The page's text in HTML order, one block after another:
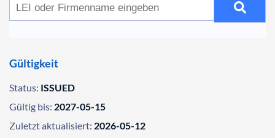
Gültigkeit
Status: ISSUED
Gültig bis: 2027-05-15
Zuletzt aktualisiert: 2026-05-12